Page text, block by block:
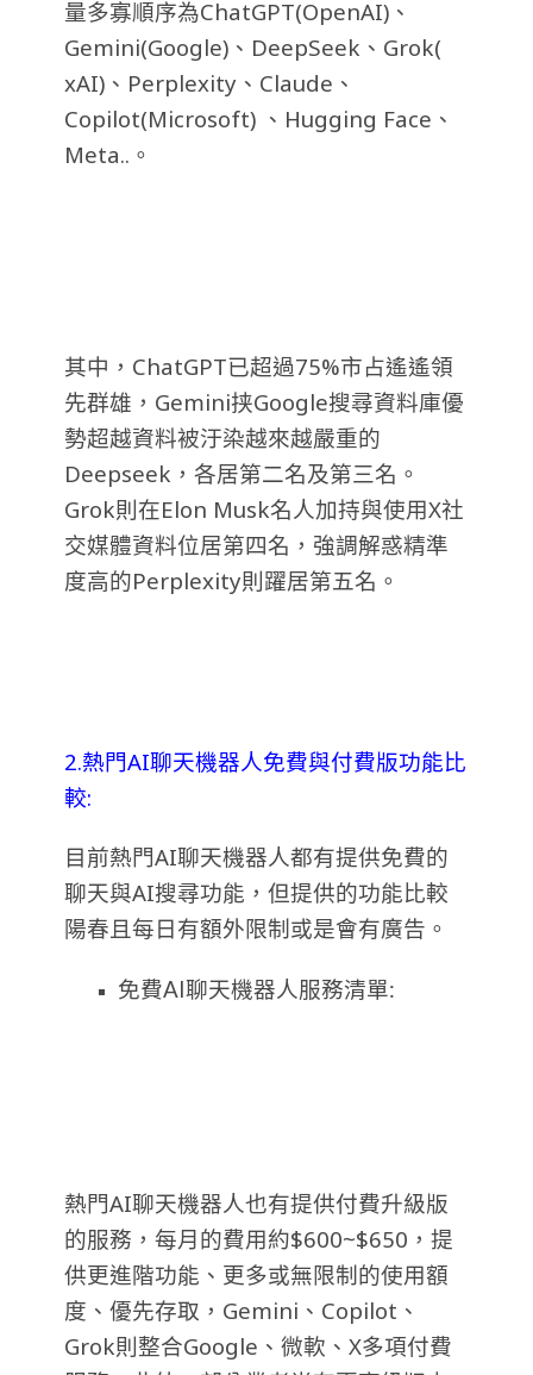
量多寡順序為ChatGPT(OpenAI)、
Gemini(Google)、DeepSeek、Grok(
xAI)、Perplexity、Claude、
Copilot(Microsoft) 、Hugging Face、
Meta..。
其中，ChatGPT已超過75%市占遙遙領
先群雄，Gemini挟Google搜尋資料庫優
勢超越資料被汙染越來越嚴重的
Deepseek，各居第二名及第三名。
Grok則在Elon Musk名人加持與使用X社
交媒體資料位居第四名，強調解惑精準
度高的Perplexity則躍居第五名。
2.熱門AI聊天機器人免費與付費版功能比
較:
目前熱門AI聊天機器人都有提供免費的
聊天與AI搜尋功能，但提供的功能比較
陽春且每日有額外限制或是會有廣告。
免費AI聊天機器人服務清單:
熱門AI聊天機器人也有提供付費升級版
的服務，每月的費用約$600~$650，提
供更進階功能、更多或無限制的使用額
度、優先存取，Gemini、Copilot、
Grok則整合Google、微軟、X多項付費